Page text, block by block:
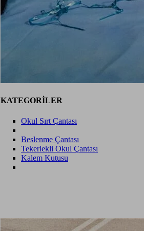
KATEGORİLER
Okul Sırt Çantası
Beslenme Çantası
Tekerlekli Okul Çantası
Kalem Kutusu